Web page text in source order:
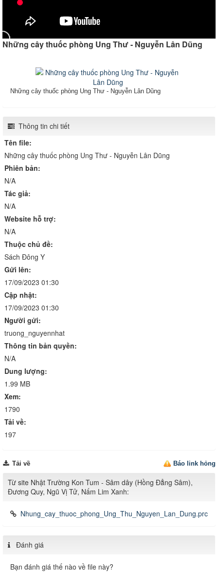
Những cây thuốc phòng Ung Thư - Nguyễn Lân Dũng
Những cây thuốc phòng Ung Thư - Nguyễn Lân Dũng
Thông tin chi tiết
Tên file:
Những cây thuốc phòng Ung Thư - Nguyễn Lân Dũng
Phiên bản:
N/A
Tác giả:
N/A
Website hỗ trợ:
N/A
Thuộc chủ đề:
Sách Đông Y
Gửi lên:
17/09/2023 01:30
Cập nhật:
17/09/2023 01:30
Người gửi:
truong_nguyennhat
Thông tin bản quyền:
N/A
Dung lượng:
1.99 MB
Xem:
1790
Tải về:
197
Báo link hỏng
Tải về
Từ site Nhật Trường Kon Tum - Sâm dây (Hồng Đẳng Sâm),
Đương Quy, Ngũ Vị Tử, Nấm Lim Xanh:
Nhung_cay_thuoc_phong_Ung_Thu_Nguyen_Lan_Dung.prc
Đánh giá
Bạn đánh giá thế nào về file này?